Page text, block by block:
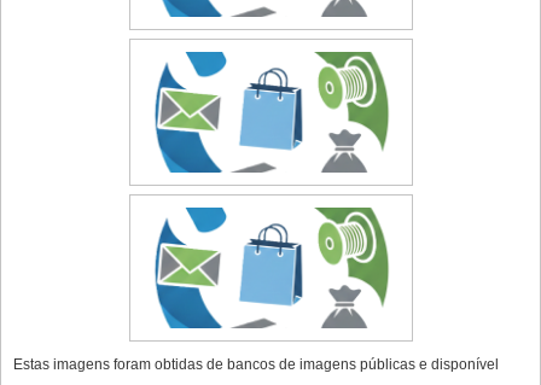
Estas imagens foram obtidas de bancos de imagens públicas e disponível